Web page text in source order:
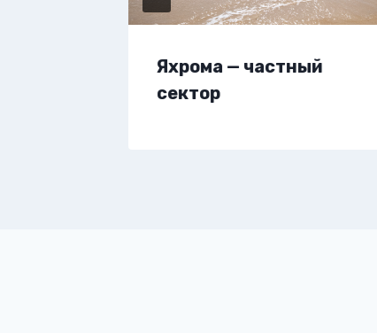
Яхрома — частный
сектор